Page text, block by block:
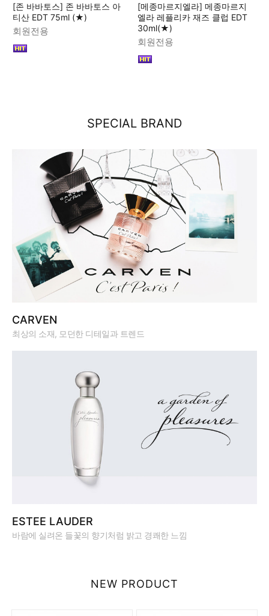
[존 바바토스] 존 바바토스 아
티산 EDT 75ml (★)
회원전용
[메종마르지엘라] 메종마르지
엘라 레플리카 재즈 클럽 EDT
30ml(★)
회원전용
SPECIAL BRAND
CARVEN
최상의 소재, 모던한 디테일과 트렌드
ESTEE LAUDER
바람에 실려온 들꽃의 향기처럼 밝고 경쾌한 느낌
NEW PRODUCT